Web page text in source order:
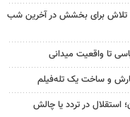
تلاش برای بخشش در آخرین شب
تا واقعیت میدانی
و ساخت یک تله‌فیلم
استقلال در تردد یا چالش